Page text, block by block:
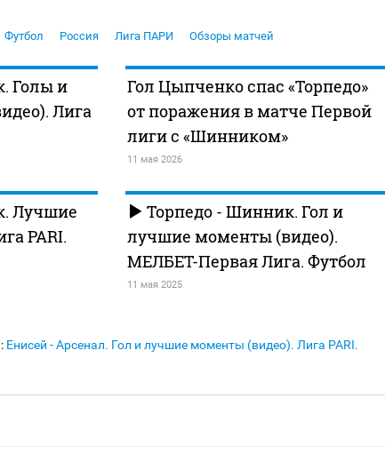
Футбол Россия Лига ПАРИ Обзоры матчей
Голы и
Лига
Гол Цыпченко спас «Торпедо»
от поражения в матче Первой
лиги с «Шинником»
11 мая 2026
Лучшие
PARI.
Торпедо - Шинник. Гол и
лучшие моменты (видео).
МЕЛБЕТ-Первая Лига. Футбол
11 мая 2025
: Енисей - Арсенал. Гол и лучшие моменты (видео). Лига PARI.